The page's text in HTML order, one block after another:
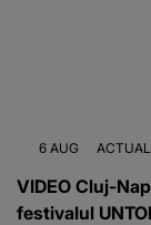
6 AUG
VIDEO Cluj-
festivalul